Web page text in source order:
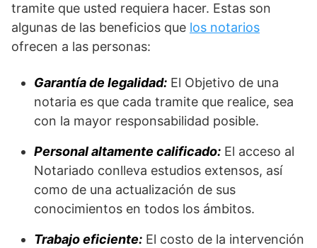
tramite que usted requiera hacer. Estas son
algunas de las beneficios que los notarios
ofrecen a las personas:
Garantía de legalidad: El Objetivo de una
notaria es que cada tramite que realice, sea
con la mayor responsabilidad posible.
Personal altamente calificado: El acceso al
Notariado conlleva estudios extensos, así
como de una actualización de sus
conocimientos en todos los ámbitos.
Trabajo eficiente: El costo de la intervención